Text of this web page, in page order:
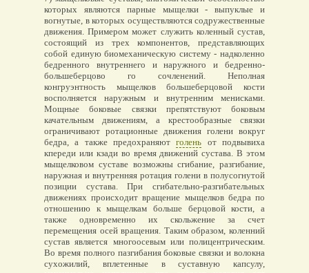
которых являются парные мыщелки - выпуклые и
вогнутые, в которых осуществляются содружественные
движения. Примером может служить коленный сустав,
состоящий из трех компонентов, представляющих
собой единую биомеханическую систему - надколенно
бедренного внутреннего и наружного и бедренно-
большеберцово го сочленений. Неполная
конгруэнтность мыщелков большеберцовой кости
восполняется наружным и внутренним менисками.
Мощные боковые связки препятствуют боковым
качательным движениям, а крестообразные связки
ограничивают ротационные движения голени вокруг
бедра, а также предохраняютголень от подвывиха
кпереди или кзади во время движений сустава. В этом
мыщелковом суставе возможны сгибание, разгибание,
наружная и внутренняя ротация голени в полусогнутой
позиции сустава. При сгибательно-разгибательных
движениях происходит вращение мыщелков бедра по
отношению к мыщелкам больше берцовой кости, а
также одновременно их скольжение за счет
перемещения осей вращения. Таким образом, коленний
сустав является многоосевым или полицентрическим.
Во время полного пазгибания боковые связки и волокна
сухожилий, вплетенные в суставную капсулу,